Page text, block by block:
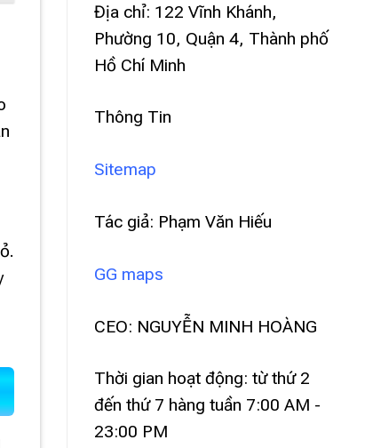
Địa chỉ: 122 Vĩnh Khánh,
Phường 10, Quận 4, Thành phố
Hồ Chí Minh
Thông Tin
Sitemap
Tác giả: Phạm Văn Hiếu
GG maps
CEO: NGUYỄN MINH HOÀNG
Thời gian hoạt động: từ thứ 2
đến thứ 7 hàng tuần 7:00 AM -
23:00 PM